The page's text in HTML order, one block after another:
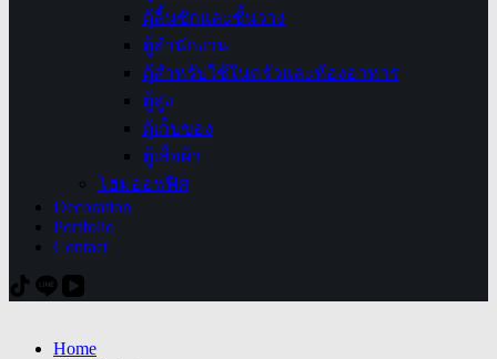
ตู้ลิ้นชักและชั้นวาง
ตู้สำนักงาน
ตู้สำหรับใช้ในครัวและห้องอาหาร
ตู้สูง
ตู้เก็บของ
ตู้เสื้อผ้า
โฮมออฟฟิศ
Decoration
Portfolio
Contact
Home